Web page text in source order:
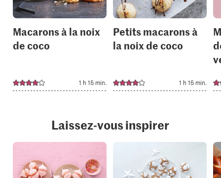
Macarons à la noix
de coco
1 h 15 min.
Petits macarons à
la noix de coco
1 h 15 min.
Laissez-vous inspirer